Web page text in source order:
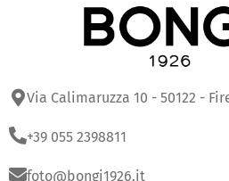
Via Calimaruzza 10 - 50122 -
+39 055 2398811
foto@bongi1926.it